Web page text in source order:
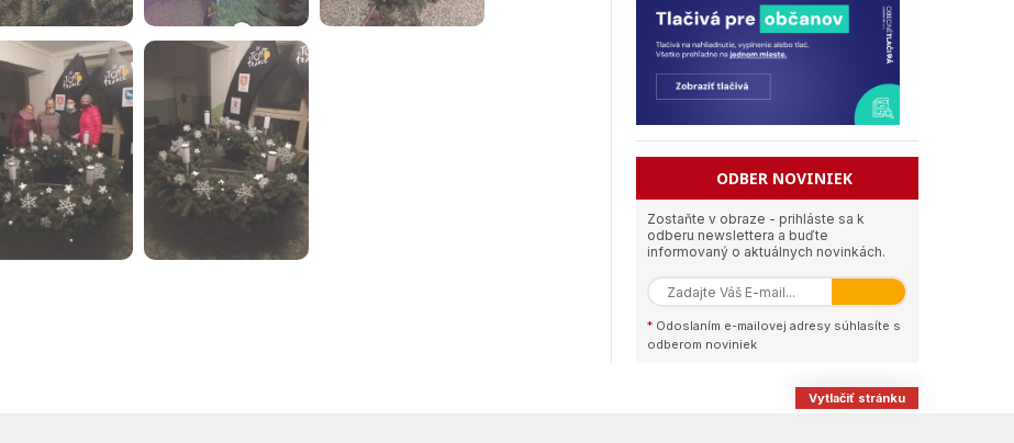
ODBER NOVINIEK
Zostaňte v obraze - prihláste sa k
odberu newslettera a buďte
informovaný o aktuálnych novinkách.
* Odoslaním e-mailovej adresy súhlasíte s
odberom noviniek
Vytlačiť stránku